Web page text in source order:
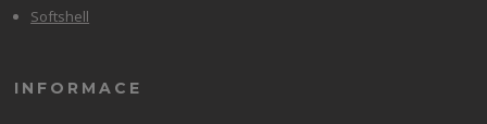
Softshell
INFORMACE